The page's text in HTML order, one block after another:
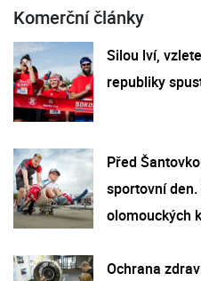
Komerční články
Silou lví,
republiky
Před
sportovní
olomouckých
Ochrana